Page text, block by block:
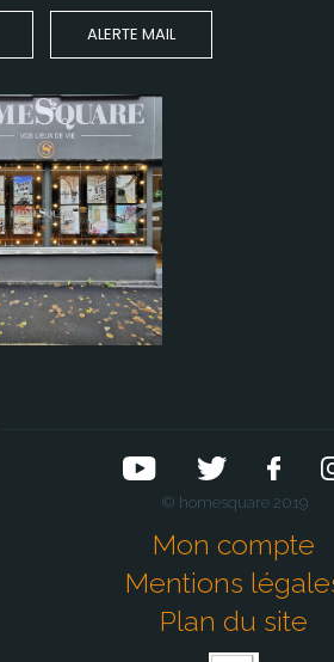
ALERTE MAIL
© homesquare 2019
Mon compte
Mentions
Plan du site